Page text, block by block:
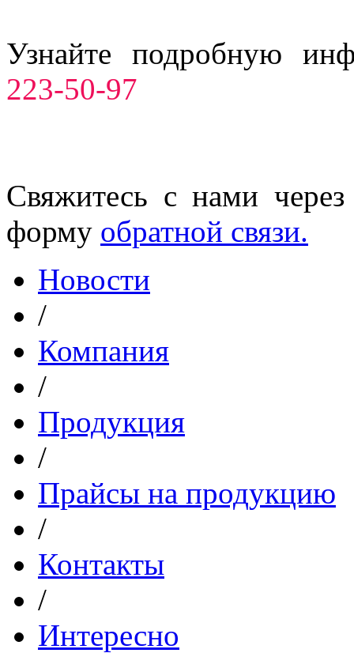
Узнайте подробную
223-50-97
Свяжитесь с нами
форму обратной связи.
Новости
/
Компания
/
Продукция
/
Прайсы на продукцию
/
Контакты
/
Интересно